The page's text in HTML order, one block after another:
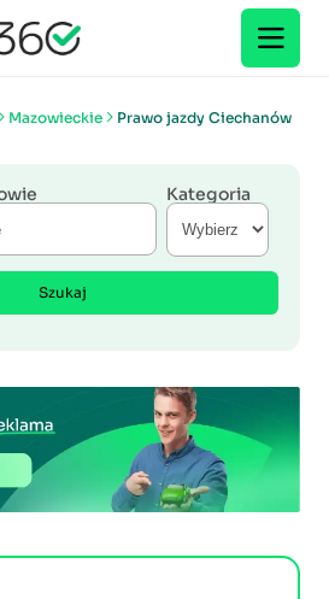
Mazowieckie Prawo jazdy Ciechanów
Kategoria
Szukaj